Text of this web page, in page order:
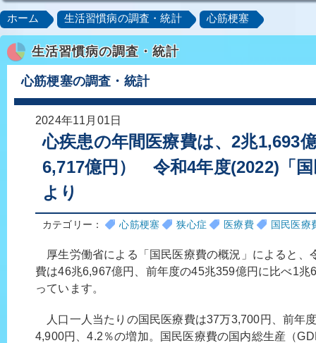
高血圧 脂質異常症（高脂血症） 糖尿病
肥満症／メタボリックシンドローム
動脈硬化
心
脂肪肝／NAFLD／NASH
アルコール肝疾患
ロコモティブシンドローム／サルコペニア／フレイル
ホーム 生活習慣病の調査・統計 心筋梗塞
生活習慣病の調査・統計
心筋梗塞の調査・統計
2024年11月01日
心疾患の年間医療費は、2兆1,693
6,717億円） 令和4年度(2022)「
より
カテゴリー： 心筋梗塞 狭心症 医療費 国民医療
厚生労働省による「国民医療費の概況」によると、
費は46兆6,967億円、前年度の45兆359億円に比べ1兆
っています。
人口一人当たりの国民医療費は37万3,700円、前年
4,900円、4.2％の増加。国民医療費の国内総生産（